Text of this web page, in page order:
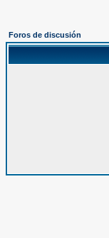
Foros de discusión